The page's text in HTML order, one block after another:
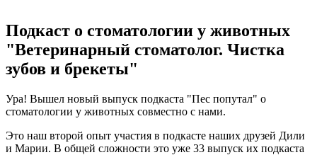
Подкаст о стоматологии у животных
"Ветеринарный стоматолог. Чистка
зубов и брекеты"
Ура! Вышел новый выпуск подкаста "Пес попутал" о
стоматологии у животных совместно с нами.
Это наш второй опыт участия в подкасте наших друзей Дили
и Марии. В общей сложности это уже 33 выпуск их подкаста